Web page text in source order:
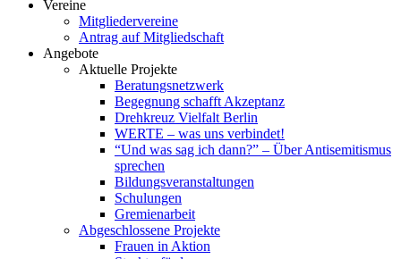
Vereine
Mitgliedervereine
Antrag auf Mitgliedschaft
Angebote
Aktuelle Projekte
Beratungsnetzwerk
Begegnung schafft Akzeptanz
Drehkreuz Vielfalt Berlin
WERTE – was uns verbindet!
“Und was sag ich dann?” – Über Antisemitismus
sprechen
Bildungsveranstaltungen
Schulungen
Gremienarbeit
Abgeschlossene Projekte
Frauen in Aktion